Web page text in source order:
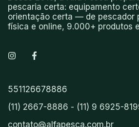
pescaria certa: equipamento
orientação certa — de pescador
física e online, 9.000+ produtos
551126678886
(11) 2667-8886 - (11) 9 6925-
contato@alfapesca.com.br